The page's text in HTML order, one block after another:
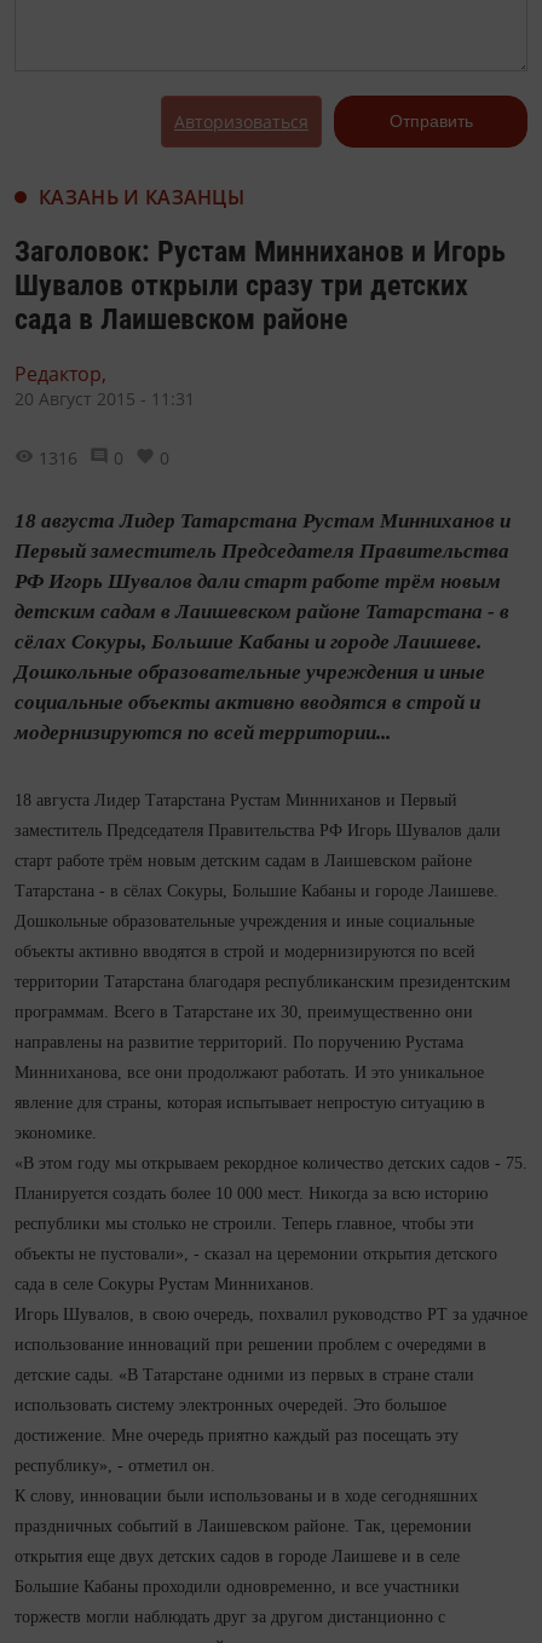
Авторизоваться Отправить
КАЗАНЬ И КАЗАНЦЫ
Заголовок: Рустам Минниханов и Игорь
Шувалов открыли сразу три детских
сада в Лаишевском районе
Редактор,
20 Август 2015 - 11:31
1316 0 0
18 августа Лидер Татарстана Рустам Минниханов и
Первый заместитель Председателя Правительства
РФ Игорь Шувалов дали старт работе трём новым
детским садам в Лаишевском районе Татарстана - в
сёлах Сокуры, Большие Кабаны и городе Лаишеве.
Дошкольные образовательные учреждения и иные
социальные объекты активно вводятся в строй и
модернизируются по всей территории...
18 августа Лидер Татарстана Рустам Минниханов и Первый
заместитель Председателя Правительства РФ Игорь Шувалов дали
старт работе трём новым детским садам в Лаишевском районе
Татарстана - в сёлах Сокуры, Большие Кабаны и городе Лаишеве.
Дошкольные образовательные учреждения и иные социальные
объекты активно вводятся в строй и модернизируются по всей
территории Татарстана благодаря республиканским президентским
программам. Всего в Татарстане их 30, преимущественно они
направлены на развитие территорий. По поручению Рустама
Минниханова, все они продолжают работать. И это уникальное
явление для страны, которая испытывает непростую ситуацию в
экономике.
«В этом году мы открываем рекордное количество детских садов - 75.
Планируется создать более 10 000 мест. Никогда за всю историю
республики мы столько не строили. Теперь главное, чтобы эти
объекты не пустовали», - сказал на церемонии открытия детского
сада в селе Сокуры Рустам Минниханов.
Игорь Шувалов, в свою очередь, похвалил руководство РТ за удачное
использование инноваций при решении проблем с очередями в
детские сады. «В Татарстане одними из первых в стране стали
использовать систему электронных очередей. Это большое
достижение. Мне очередь приятно каждый раз посещать эту
республику», - отметил он.
К слову, инновации были использованы и в ходе сегодняшних
праздничных событий в Лаишевском районе. Так, церемонии
открытия еще двух детских садов в городе Лаишеве и в селе
Большие Кабаны проходили одновременно, и все участники
торжеств могли наблюдать друг за другом дистанционно с